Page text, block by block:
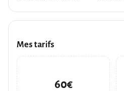
Mes tarifs
60€